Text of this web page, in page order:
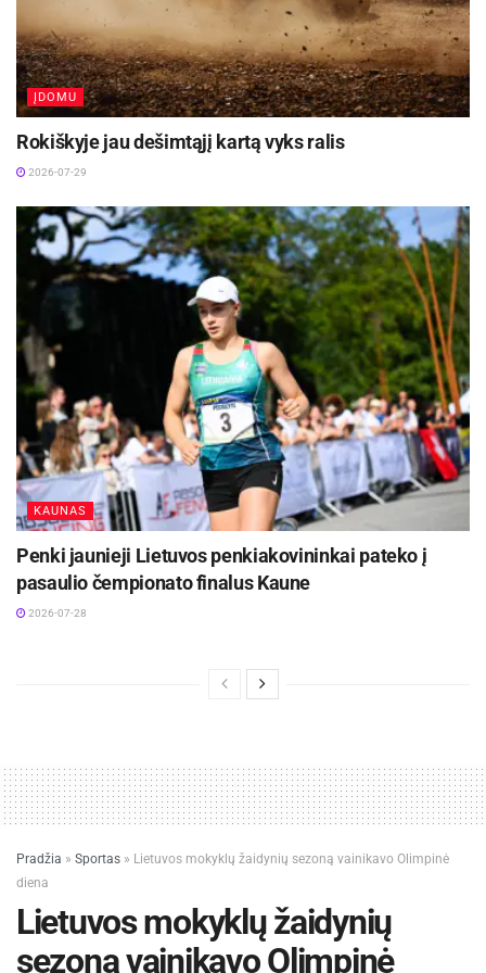
Šaltinis: LKL
Žymos: Krepšinis LKL Utenos „Juventus“
ĮDOMU
Rokiškyje jau dešimtąjį kartą vyks ralis
2026-07-29
KAUNAS
Penki jaunieji Lietuvos penkiakovininkai pateko į
pasaulio čempionato finalus Kaune
2026-07-28
Pradžia » Sportas » Lietuvos mokyklų žaidynių sezoną vainikavo Olimpinė
diena
Lietuvos mokyklų žaidynių
sezoną vainikavo Olimpinė